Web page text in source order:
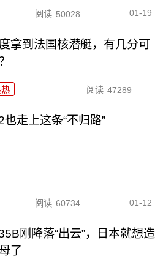
阅读 50028 01-19
拿到法国核潜艇，有几分可
阅读 47289
走上这条“不归路”
阅读 60734 01-12
刚降落“出云”，日本就想造
了